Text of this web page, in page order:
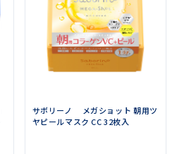
サボリーノ メガショット 朝用ツ
ヤピールマスク CC 32枚入